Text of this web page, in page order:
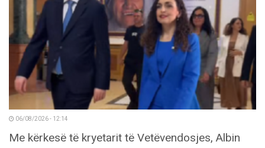
06/08/2026 - 12:14
Me kërkesë të kryetarit të Vetëvendosjes, Albin